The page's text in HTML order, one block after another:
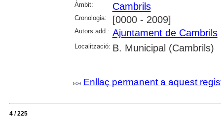
Àmbit:
Cambrils
Cronologia: [0000 - 2009]
Autors add.: Ajuntament de Cambrils
Localització: B. Municipal (Cambrils)
Enllaç permanent a aquest
4 / 225